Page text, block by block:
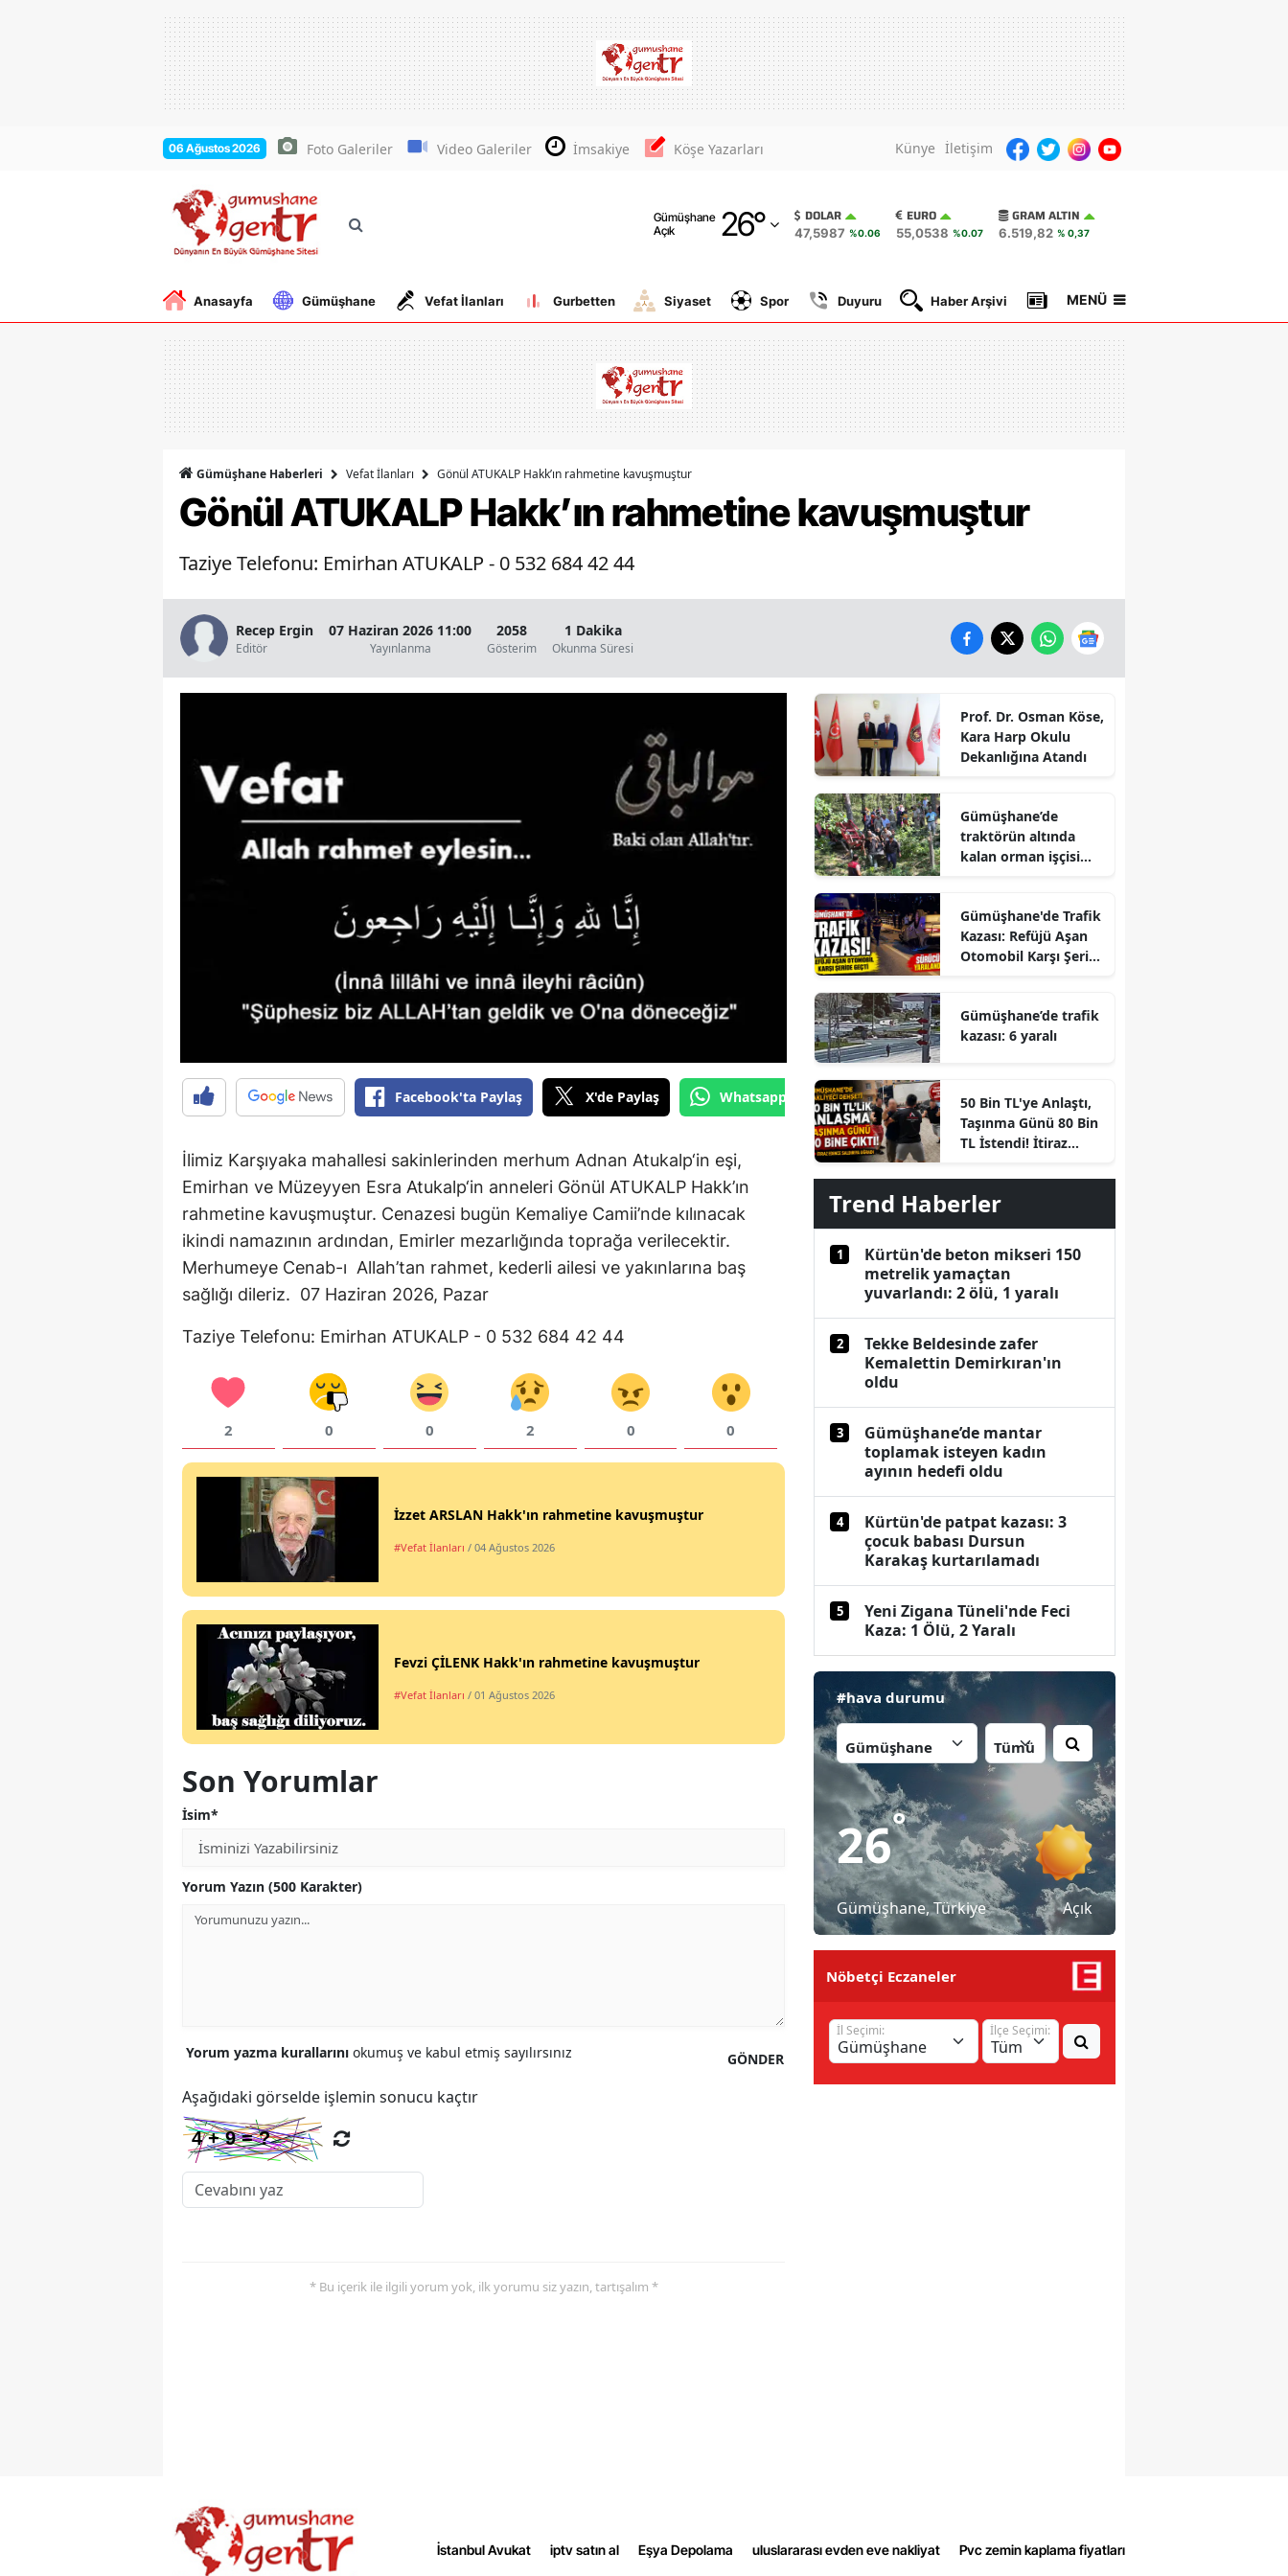
06 Ağustos 2026 Foto Galeriler Video Galeriler İmsakiye Köşe Yazarları Künye İletişim
Gümüşhane
Açık
26°
Adana
Adıyaman
Amasya
Antalya
Aydın
Balıkesir
Bitlis
Çorum
Denizli
Diyarbakır
Erzurum
Gaziantep
Giresun
Gümüşhane
Hakkari
Hatay
Isparta
Kayseri
Konya
Malatya
DOLAR
47,5987 %0.06
EURO
55,0538 %0.07
GRAM ALTIN
6.519,82 % 0,37
Anasayfa Gümüşhane Vefat İlanları Gurbetten Siyaset Spor Duyuru Haber Arşivi Gazete Manşetleri
MENÜ
Gümüşhane Haberleri Vefat İlanları Gönül ATUKALP Hakk’ın rahmetine kavuşmuştur
Gönül ATUKALP Hakk’ın rahmetine kavuşmuştur
Taziye Telefonu: Emirhan ATUKALP - 0 532 684 42 44
Recep Ergin
Editör
07 Haziran 2026 11:00
Yayınlanma
2058
Gösterim
1 Dakika
Okunma Süresi
Facebook'ta Paylaş X'de Paylaş Whatsapp'tan Gönder
İlimiz Karşıyaka mahallesi sakinlerinden merhum Adnan Atukalp‘in eşi,
Emirhan ve Müzeyyen Esra Atukalp‘in anneleri Gönül ATUKALP Hakk’ın
rahmetine kavuşmuştur. Cenazesi bugün Kemaliye Camii’nde kılınacak
ikindi namazının ardından, Emirler mezarlığında toprağa verilecektir.
Merhumeye Cenab-ı Allah’tan rahmet, kederli ailesi ve yakınlarına baş
sağlığı dileriz. 07 Haziran 2026, Pazar
Taziye Telefonu: Emirhan ATUKALP - 0 532 684 42 44
2 0 0 2 0 0
İzzet ARSLAN Hakk'ın rahmetine kavuşmuştur
#Vefat İlanları / 04 Ağustos 2026
Fevzi ÇİLENK Hakk'ın rahmetine kavuşmuştur
#Vefat İlanları / 01 Ağustos 2026
Son Yorumlar
İsim*
Yorum Yazın (500 Karakter)
GÖNDER
Yorum yazma kurallarını okumuş ve kabul etmiş sayılırsınız
Aşağıdaki görselde işlemin sonucu kaçtır
* Bu içerik ile ilgili yorum yok, ilk yorumu siz yazın, tartışalım *
Prof. Dr. Osman Köse,
Kara Harp Okulu
Dekanlığına Atandı
Gümüşhane’de
traktörün altında
kalan orman işçisi
Gümüşhane'de Trafik
Kazası: Refüjü Aşan
Otomobil Karşı Şeride
Gümüşhane’de trafik
kazası: 6 yaralı
50 Bin TL'ye Anlaştı,
Taşınma Günü 80 Bin
TL İstendi! İtiraz
Trend Haberler
1
Kürtün'de beton mikseri 150
metrelik yamaçtan
yuvarlandı: 2 ölü, 1 yaralı
2
Tekke Beldesinde zafer
Kemalettin Demirkıran'ın
oldu
3
Gümüşhane’de mantar
toplamak isteyen kadın
ayının hedefi oldu
4
Kürtün'de patpat kazası: 3
çocuk babası Dursun
Karakaş kurtarılamadı
5
Yeni Zigana Tüneli'nde Feci
Kaza: 1 Ölü, 2 Yaralı
#hava durumu
26°
Gümüşhane, Türkiye Açık
Nöbetçi Eczaneler
İl Seçimi: İlçe Seçimi:
İstanbul Avukat iptv satın al Eşya Depolama uluslararası evden eve nakliyat Pvc zemin kaplama fiyatları